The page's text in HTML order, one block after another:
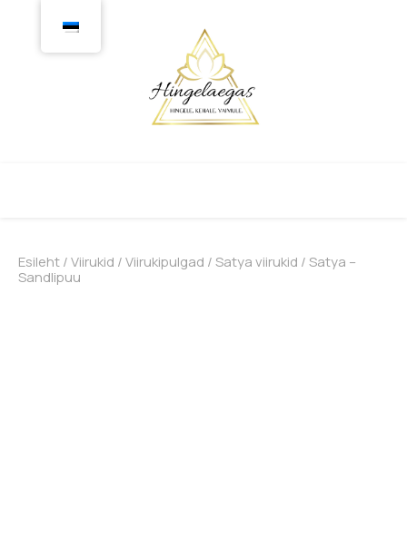
Esileht/Viirukid /Viirukipulgad /Satya viirukid / Satya –
Sandlipuu